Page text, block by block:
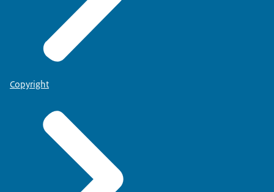
verantwoordelijkheid. Maar dan met name hoe wij
in Nederland op voedselveiligheid een stukje
veiliger kunnen maken."
Beeldtekst: werkenvoornederland.nl/nvwa
Copyright